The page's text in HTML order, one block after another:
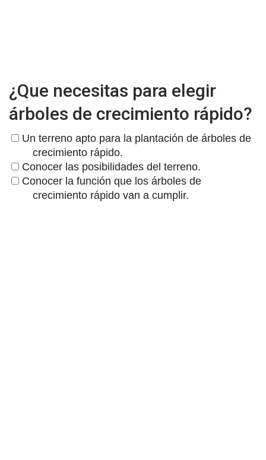
¿Que necesitas para elegir
árboles de crecimiento rápido?
Un terreno apto para la plantación de árboles de
crecimiento rápido.
Conocer las posibilidades del terreno.
Conocer la función que los árboles de
crecimiento rápido van a cumplir.